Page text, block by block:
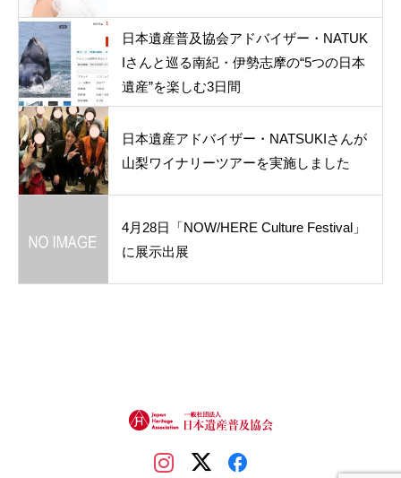
日本遺産普及協会アドバイザー・NATUK
Iさんと巡る南紀・伊勢志摩の“5つの日本
遺産”を楽しむ3日間
日本遺産アドバイザー・NATSUKIさんが
山梨ワイナリーツアーを実施しました
4月28日「NOW/HERE Culture Festival」
に展示出展